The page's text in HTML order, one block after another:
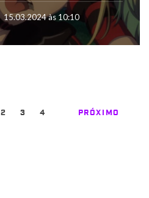
15.03.2024 às 10:10
2 3 4 PRÓXIMO